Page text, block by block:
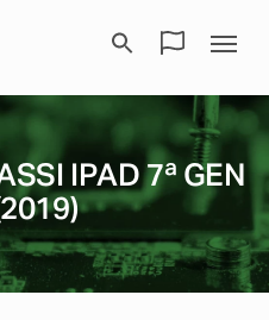
IPAD 7ª GEN